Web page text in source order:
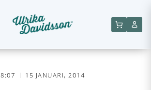
8:07 15 JANUARI, 2014